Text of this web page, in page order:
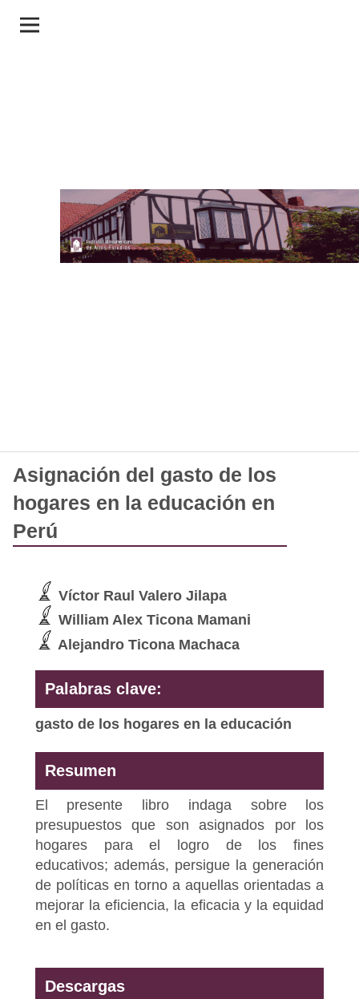
Asignación del gasto de los
hogares en la educación en
Perú
Víctor Raul Valero Jilapa
William Alex Ticona Mamani
Alejandro Ticona Machaca
Palabras clave:
gasto de los hogares en la educación
Resumen
El presente libro indaga sobre los
presupuestos que son asignados por los
hogares para el logro de los fines
educativos; además, persigue la generación
de políticas en torno a aquellas orientadas a
mejorar la eficiencia, la eficacia y la equidad
en el gasto.
Descargas